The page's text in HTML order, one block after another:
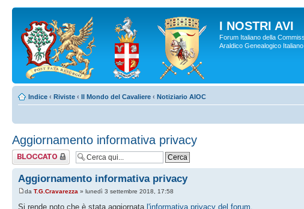
I NOSTRI AVI
Forum Italiano della
Araldico Genealogico
Indice ‹ Riviste ‹ Il Mondo del Cavaliere ‹ Notiziario AIOC
Aggiornamento informativa privacy
Argomento
bloccato
Aggiornamento informativa privacy
da T.G.Cravarezza » lunedì 3 settembre 2018, 17:58
Si rende noto che è stata aggiornata l'informativa privacy del forum.